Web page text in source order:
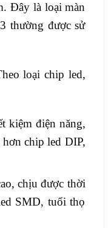
Đây là loại màn
thường được sử
loại chip led,
kiệm điện năng,
chip led DIP,
chịu được thời
SMD, tuổi thọ